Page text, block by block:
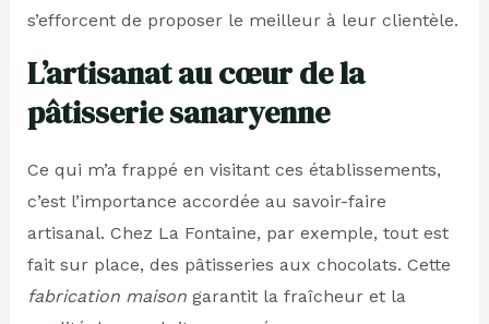
s’efforcent de proposer le meilleur à leur clientèle.
L’artisanat au cœur de la
pâtisserie sanaryenne
Ce qui m’a frappé en visitant ces établissements,
c’est l’importance accordée au savoir-faire
artisanal. Chez La Fontaine, par exemple, tout est
fait sur place, des pâtisseries aux chocolats. Cette
fabrication maisongarantit la fraîcheur et la